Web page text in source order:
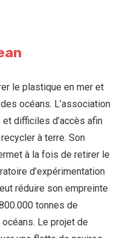
le plastique en mer et
océans. L’association
difficiles d’accès afin
à terre. Son
à la fois de retirer le
d’expérimentation
réduire son empreinte
tonnes de
Le projet de